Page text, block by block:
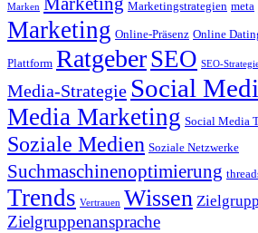
Marken Marketingstrategien meta
Marketing Online-Präsenz Online
Plattform RatgeberSEO SEO-
Media-Strategie Social
Media Marketing Social Media
Soziale Medien Soziale Netzwerke
Suchmaschinenoptimierung
Trends Vertrauen Wissen
Zielgruppenansprache